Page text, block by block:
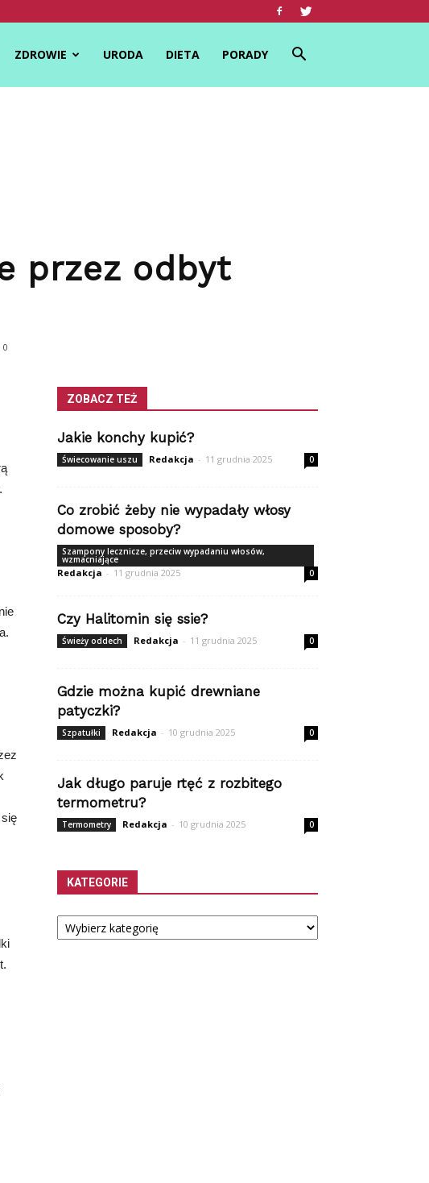
ZDROWIE URODA DIETA PORADY
przez odbyt
0
ZOBACZ TEŻ
Jakie konchy kupić?
Świecowanie uszu Redakcja - 11 grudnia 2025 0
Co zrobić żeby nie wypadały włosy
domowe sposoby?
Szampony lecznicze, przeciw wypadaniu włosów,
wzmacniające
Redakcja - 11 grudnia 2025 0
Czy Halitomin się ssie?
Świeży oddech Redakcja - 11 grudnia 2025 0
Gdzie można kupić drewniane
patyczki?
Szpatułki Redakcja - 10 grudnia 2025 0
Jak długo paruje rtęć z rozbitego
termometru?
Termometry Redakcja - 10 grudnia 2025 0
KATEGORIE
Kategorie